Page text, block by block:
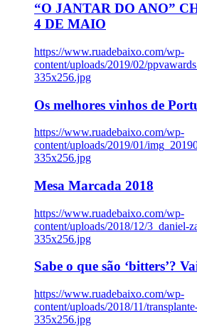
“O JANTAR DO ANO”
4 DE MAIO
https://www.ruadebaixo.com/wp-
content/uploads/2019/02/
335x256.jpg
Os melhores vinhos de
https://www.ruadebaixo.com/wp-
content/uploads/2019/01/
335x256.jpg
Mesa Marcada 2018
https://www.ruadebaixo.com/wp-
content/uploads/2018/12/3_daniel-
335x256.jpg
Sabe o que são ‘bitters’?
https://www.ruadebaixo.com/wp-
content/uploads/2018/11/
335x256.jpg